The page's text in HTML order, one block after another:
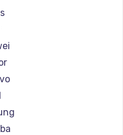
Gigabyte
Aorus
Maibenben
Getac
Epson
Philips
LG
Panasonic